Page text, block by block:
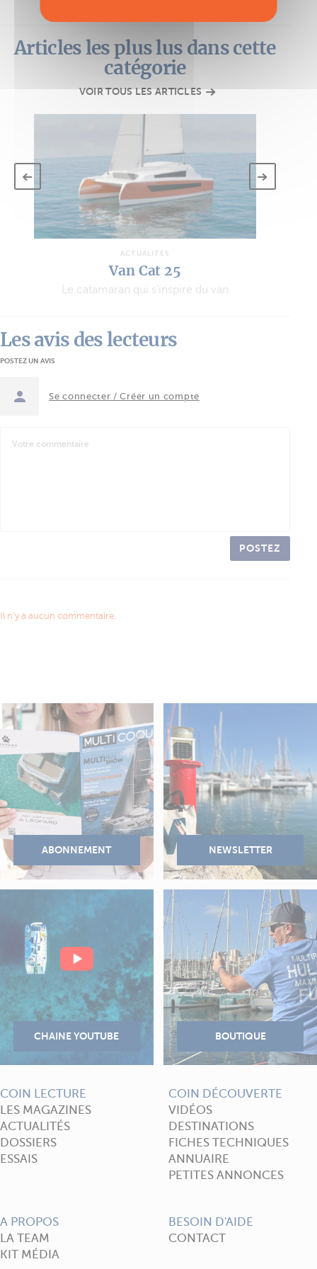
Articles les plus lus dans cette
catégorie
VOIR TOUS LES ARTICLES
ACTUALITÉS
Van Cat 25
Le catamaran qui s'inspire du van
Les avis des lecteurs
POSTEZ UN AVIS
Se connecter / Créer un compte
POSTEZ
Il n'y a aucun commentaire.
COIN LECTURE
LES MAGAZINES
ACTUALITÉS
DOSSIERS
ESSAIS
COIN DÉCOUVERTE
VIDÉOS
DESTINATIONS
FICHES TECHNIQUES
ANNUAIRE
PETITES ANNONCES
A PROPOS
LA TEAM
KIT MÉDIA
BESOIN D'AIDE
CONTACT